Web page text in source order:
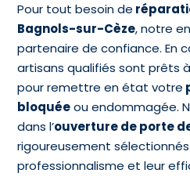
Pour tout besoin de
Bagnols-sur-Cèze, notre
partenaire de confiance. En
artisans qualifiés sont prêts
pour remettre en état votre
bloquéeou endommagée.
dans l’ouverture de porte
rigoureusement
professionnalisme et leur